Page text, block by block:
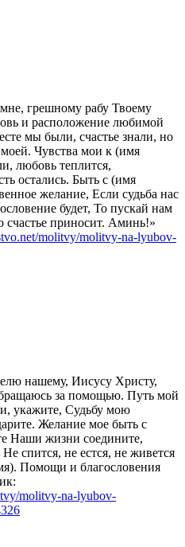
грешному рабу Твоему
и расположение любимой
мы были, счастье знали, но
Чувства мои к (имя
любовь теплится,
остались. Быть с (имя
желание, Если судьба нас
будет, То пускай нам
счастье приносит. Аминь!»
molitvy/molitvy-na-lyubov-
нашему, Иисусу Христу,
за помощью. Путь мой
укажите, Судьбу мою
Желание мое быть с
Наши жизни соедините,
спится, не естся, не живется
Помощи и благословения
molitvy-na-lyubov-